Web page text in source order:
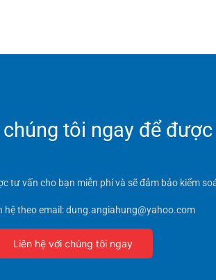
tôi ngay để
tư vấn cho bạn miễn phí và sẽ đảm bảo kiểm
hệ theo email: dung.angiahung@yahoo.com
Liên hệ với chúng tôi ngay